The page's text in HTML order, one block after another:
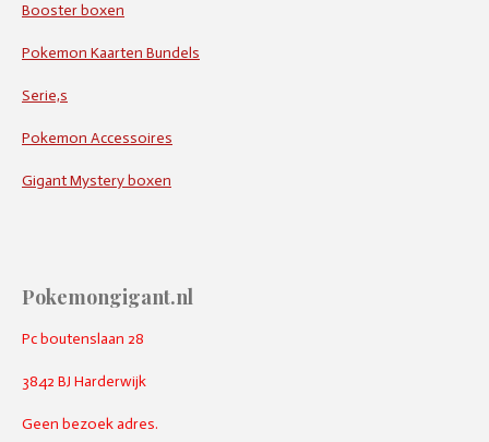
Booster boxen
Pokemon Kaarten Bundels
Serie,s
Pokemon Accessoires
Gigant Mystery boxen
Pokemongigant.nl
Pc boutenslaan 28
3842 BJ Harderwijk
Geen bezoek adres.